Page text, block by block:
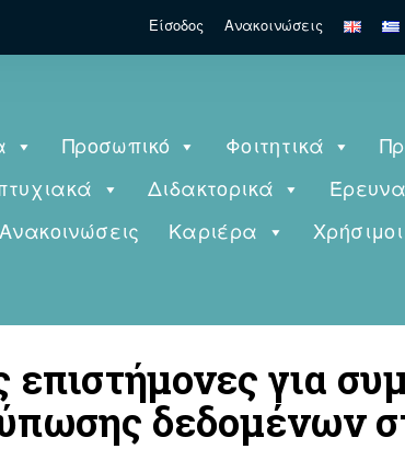
Είσοδος Ανακοινώσεις
Προσωπικό Φοιτητικά
Διδακτορικά
Ανακοινώσεις Καριέρα
για
δεδομένων